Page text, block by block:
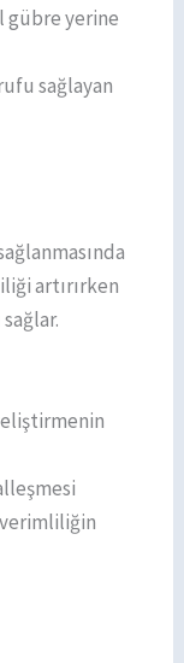
gübre yerine
sağlayan
artırırken